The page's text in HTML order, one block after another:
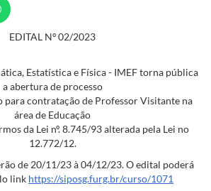
EDITAL Nº 02/2023
Estatística e Física - IMEF torna pública
a abertura de processo
para contratação de Professor Visitante na
área de Educação
da Lei nº. 8.745/93 alterada pela Lei no
12.772/12.
de 20/11/23 à 04/12/23. O edital poderá
link https://siposg.furg.br/curso/1071